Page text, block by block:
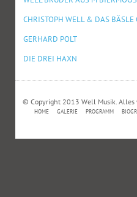
CHRISTOPH WELL & DAS BÄSLE
GERHARD POLT
DIE DREI HAXN
© Copyright 2013 Well Musik. Alles
HOME GALERIE PROGRAMM